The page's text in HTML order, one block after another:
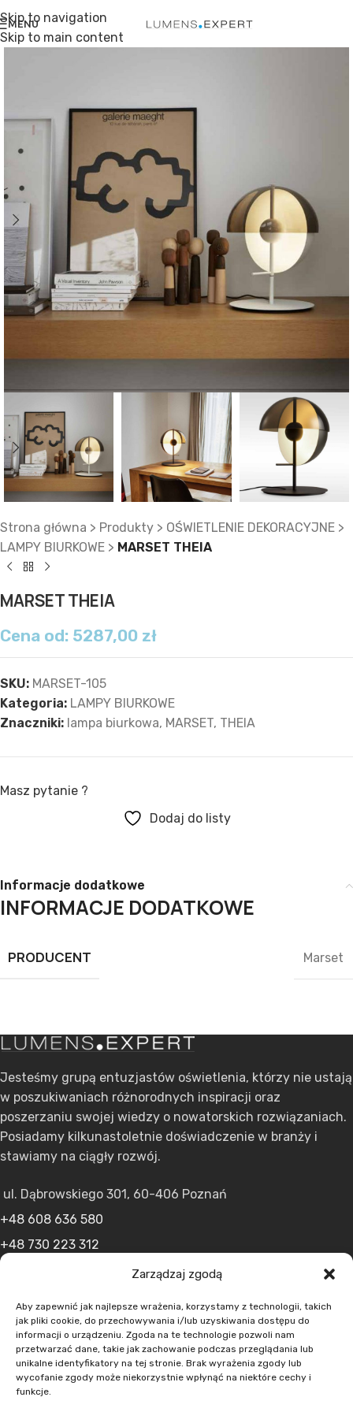
Zarządzaj zgodą
Aby zapewnić jak najlepsze wrażenia, korzystamy z technologii, takich
jak pliki cookie, do przechowywania i/lub uzyskiwania dostępu do
informacji o urządzeniu. Zgoda na te technologie pozwoli nam
przetwarzać dane, takie jak zachowanie podczas przeglądania lub
unikalne identyfikatory na tej stronie. Brak wyrażenia zgody lub
wycofanie zgody może niekorzystnie wpłynąć na niektóre cechy i
funkcje.
Skip to navigation
Skip to main content
MENU
Strona główna > Produkty > OŚWIETLENIE DEKORACYJNE >
LAMPY BIURKOWE > MARSET THEIA
MARSET THEIA
Cena od: 5287,00 zł
SKU: MARSET-105
Kategoria: LAMPY BIURKOWE
Znaczniki: lampa biurkowa, MARSET, THEIA
Masz pytanie ?
Dodaj do listy
Informacje dodatkowe
INFORMACJE DODATKOWE
PRODUCENT Marset
Jesteśmy grupą entuzjastów oświetlenia, którzy nie ustają
w poszukiwaniach różnorodnych inspiracji oraz
poszerzaniu swojej wiedzy o nowatorskich rozwiązaniach.
Posiadamy kilkunastoletnie doświadczenie w branży i
stawiamy na ciągły rozwój.
ul. Dąbrowskiego 301, 60-406 Poznań
+48 608 636 580
+48 730 223 312
MENU